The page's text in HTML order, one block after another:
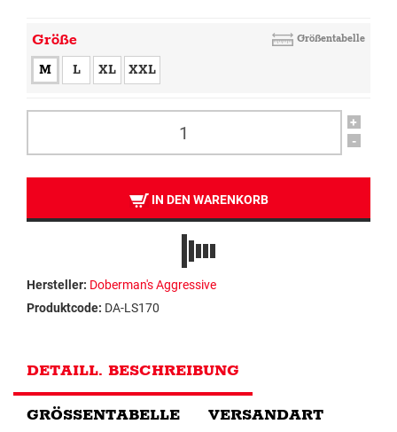
Größe Größentabelle
M L XL XXL
+
-
IN DEN WARENKORB
Hersteller: Doberman's Aggressive
Produktcode: DA-LS170
DETAILL. BESCHREIBUNG
GRÖSSENTABELLE VERSANDART